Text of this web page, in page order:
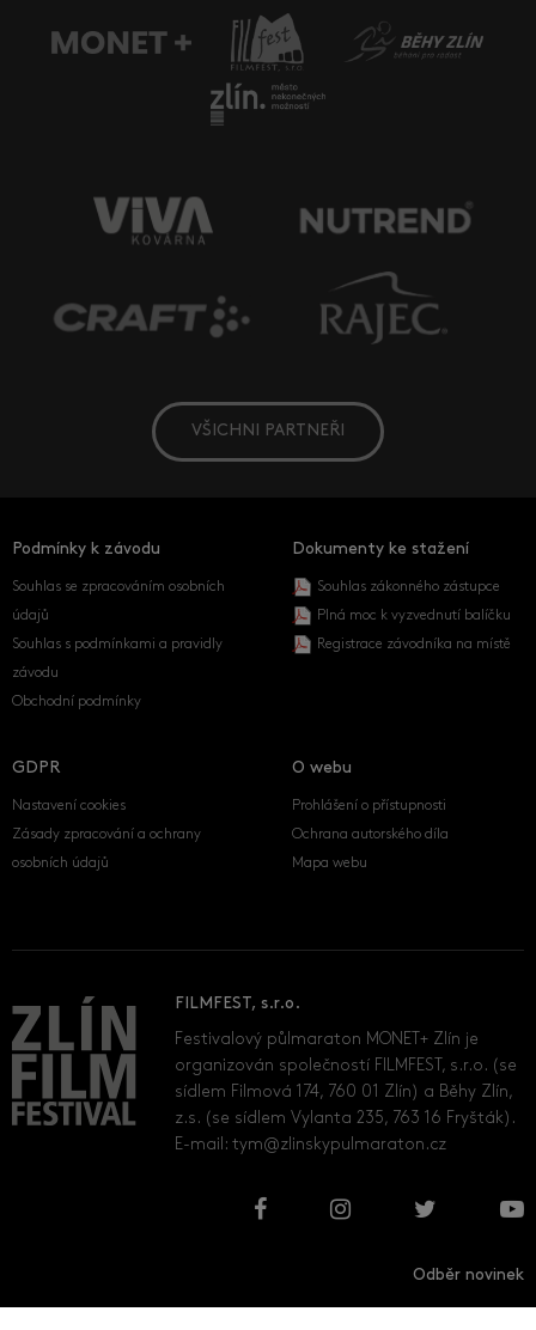
VŠICHNI PARTNEŘI
Podmínky k závodu
Souhlas se zpracováním osobních
údajů
Souhlas s podmínkami a pravidly
závodu
Obchodní podmínky
Dokumenty ke stažení
Souhlas zákonného zástupce
Plná moc k vyzvednutí balíčku
Registrace závodníka na místě
GDPR
Nastavení cookies
Zásady zpracování a ochrany
osobních údajů
O webu
Prohlášení o přístupnosti
Ochrana autorského díla
Mapa webu
FILMFEST, s.r.o.
Festivalový půlmaraton MONET+ Zlín je
organizován společností FILMFEST, s.r.o. (se
sídlem Filmová 174, 760 01 Zlín) a Běhy Zlín,
z.s. (se sídlem Vylanta 235, 763 16 Fryšták).
E-mail:tym@zlinskypulmaraton.cz
Odběr novinek